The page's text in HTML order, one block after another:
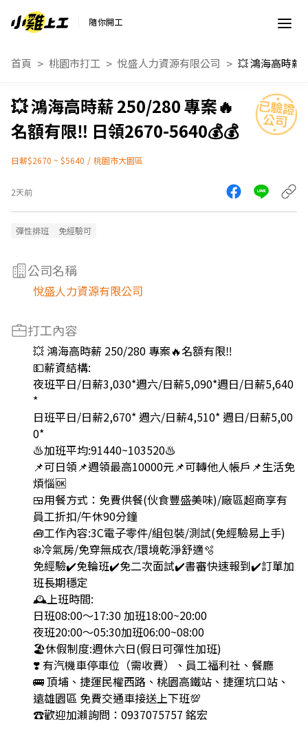
隨你開工
首頁 桃園市打工 悅盛人力資源有限公司
💥 鴻海高時薪 250/280 專案🔥
名額有限‼️ 日領2670-5640💰💰
日薪$2670 ~ $5640 / 桃園市大園區
2天前
彈性排班 免經驗可
公司名稱
悅盛人力資源有限公司
打工內容
💥 鴻海高時薪 250/280 專案🔥名額有限‼️
💵薪資結構:
夜班平日/日薪3,030*週六/日薪5,090*週日/日薪5,640
*
日班平日/日薪2,670* 週六/日薪4,510* 週日/日薪5,00
0*
♨️加班平均:91440~103520♨️
📌可日領📌週領最高10000元📌可轉他人帳戶📌生活免
煩惱🆗
🍱用餐方式：免費供餐(伙食豐盛美味)/廠區超商享有
員工折扣/午休90分鐘
🧰工作內容:3C電子零件/組包裝/測試(免經驗易上手)
❄️冷氣房/免穿無成衣/環境乾淨舒適🫧
免經驗✔️免輪班✔️免二次面試✔️書審快速報到✔️訂單加
班長期穩定
🕰️上班時間:
日班08:00～17:30 加班18:00~20:00
夜班20:00～05:30加班06:00~08:00
🏖️休假制度:週休六日(假日可彈性加班)
❣️ 有汽機車停車位（需收費）、員工福利社、餐廳
🚌 頂埔、捷運民權西路、桃園高鐵站、捷運坑口站、
遠雄園區 免費交通車接送上下班💯
☎️歡迎加瀨詢問：0937075757 銘宏